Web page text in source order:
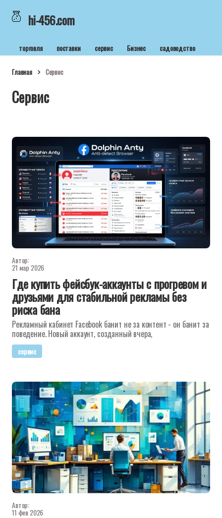
hi-456.com
торговля поставки сервис Бизнес садоводство
Главная Сервис
Сервис
Автор:
21 мар 2026
Где купить фейсбук-аккаунты с прогревом и
друзьями для стабильной рекламы без
риска бана
Рекламный кабинет Facebook банит не за контент - он банит за
поведение. Новый аккаунт, созданный вчера,
сервис
Автор:
11 фев 2026